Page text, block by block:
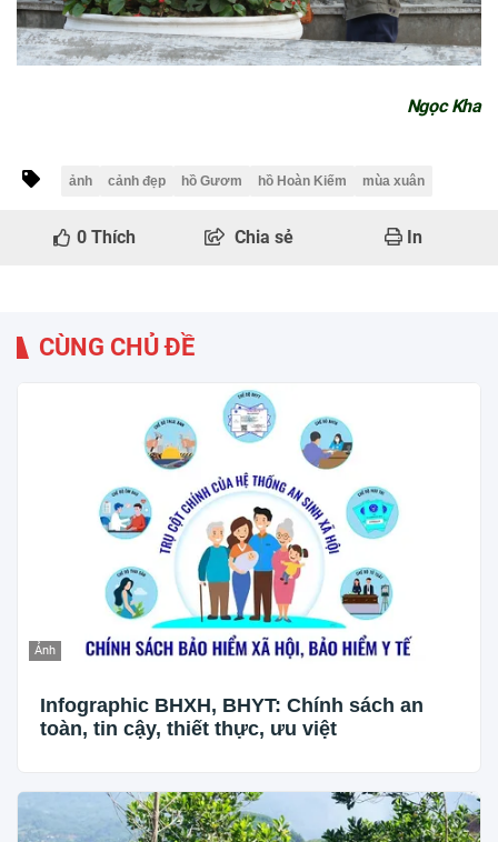
Ngọc Kha
ảnh cảnh đẹp hồ Gươm hồ Hoàn Kiếm mùa xuân
0 Thích Chia sẻ In
CÙNG CHỦ ĐỀ
Ảnh
Infographic BHXH, BHYT: Chính sách an
toàn, tin cậy, thiết thực, ưu việt